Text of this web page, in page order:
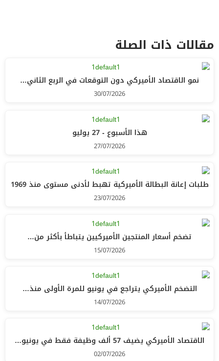
مقالات ذات الصلة
نمو الاقتصاد الأميركي دون التوقعات في الربع الثاني…
30/07/2026
هذا الأسبوع - 27 يوليو
27/07/2026
طلبات إعانة البطالة الأميركية تهبط لأدنى مستوى منذ 1969
23/07/2026
تضخم أسعار المنتجين الأميركيين يتباطأ بأكثر من…
15/07/2026
التضخم الأميركي يتراجع في يونيو للمرة الأولى منذ…
14/07/2026
الاقتصاد الأميركي يضيف 57 ألف وظيفة فقط في يونيو…
02/07/2026